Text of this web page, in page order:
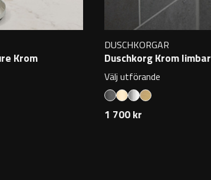
Krom
DUSCHKORGAR
Duschkorg Krom limbar
Välj utförande
1 700 kr